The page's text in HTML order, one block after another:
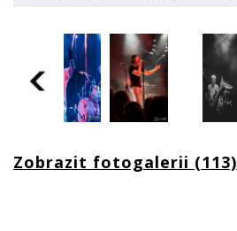
Zobrazit fotogalerii (113)